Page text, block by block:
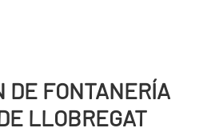
DE FONTANERÍ­A
LLOBREGAT